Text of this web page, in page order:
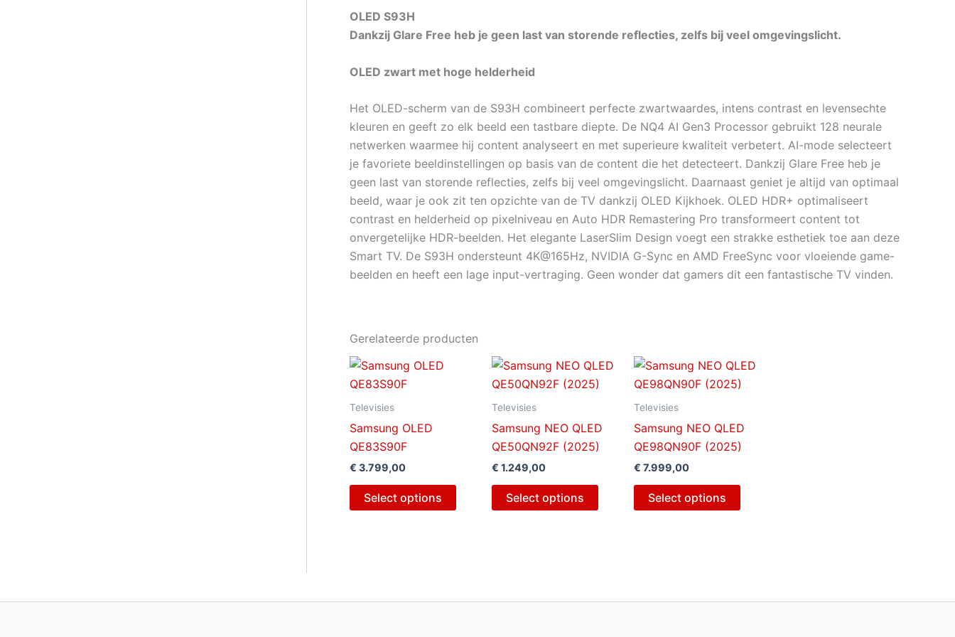
OLED S93H
Dankzij Glare Free heb je geen last van storende reflecties, zelfs bij veel omgevingslicht.
OLED zwart met hoge helderheid
Het OLED-scherm van de S93H combineert perfecte zwartwaardes, intens contrast en levensechte
kleuren en geeft zo elk beeld een tastbare diepte. De NQ4 AI Gen3 Processor gebruikt 128 neurale
netwerken waarmee hij content analyseert en met superieure kwaliteit verbetert. AI-mode selecteert
je favoriete beeldinstellingen op basis van de content die het detecteert. Dankzij Glare Free heb je
geen last van storende reflecties, zelfs bij veel omgevingslicht. Daarnaast geniet je altijd van optimaal
beeld, waar je ook zit ten opzichte van de TV dankzij OLED Kijkhoek. OLED HDR+ optimaliseert
contrast en helderheid op pixelniveau en Auto HDR Remastering Pro transformeert content tot
onvergetelijke HDR-beelden. Het elegante LaserSlim Design voegt een strakke esthetiek toe aan deze
Smart TV. De S93H ondersteunt 4K@165Hz, NVIDIA G-Sync en AMD FreeSync voor vloeiende game-
beelden en heeft een lage input-vertraging. Geen wonder dat gamers dit een fantastische TV vinden.
Gerelateerde producten
Televisies
Samsung OLED
QE83S90F
€ 3.799,00
Select options
Televisies
Samsung NEO QLED
QE50QN92F (2025)
€ 1.249,00
Select options
Televisies
Samsung NEO QLED
QE98QN90F (2025)
€ 7.999,00
Select options